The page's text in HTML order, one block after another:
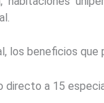
los beneficios que
directo a 15